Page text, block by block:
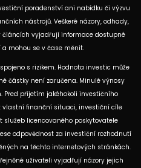
poradenství ani nabídku či výzvu
nástrojů. Veškeré názory, odhady,
článcích vyjadřují informace dostupné
mohou se v čase měnit.
s rizikem. Hodnota investic může
částky není zaručena. Minulé výnosy
Před přijetím jakéhokoli investičního
vlastní finanční situaci, investiční cíle
služeb licencovaného poskytovatele
odpovědnost za investiční rozhodnutí
na těchto internetových stránkách.
uživateli vyjadřují názory jejich